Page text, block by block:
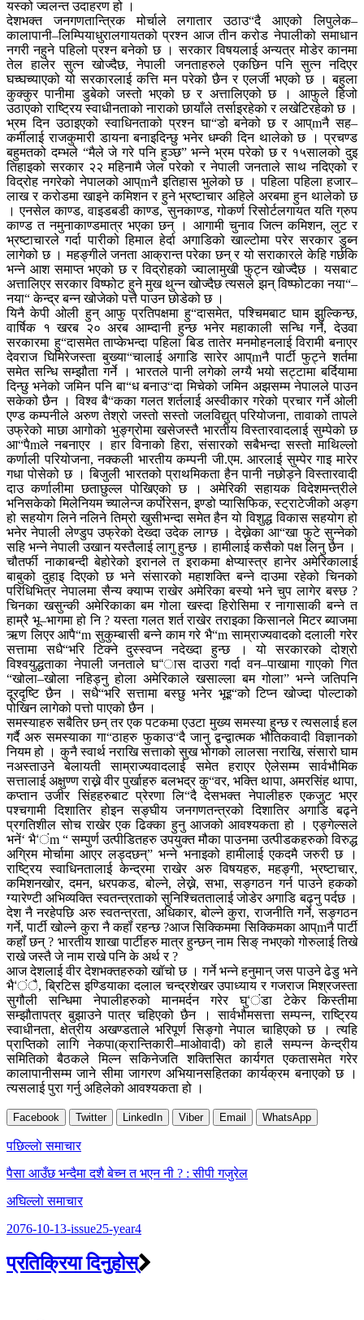
यस्को ज्वलन्त उदाहरण हो ।
देशभक्त जनगणतान्त्रिक मोर्चाले लगातार उठाउ“दै आएको लिपुलेक–
कालापानी–लिम्पियाधुरालगायतको प्रश्न आज तीन करोड नेपालीको समाधान
नगरी नहुने पहिलो प्रश्न बनेको छ । सरकार विषयलाई अन्यत्र मोडेर कानमा
तेल हालेर सुत्न खोज्दैछ, नेपाली जनताहरुले एकछिन पनि सुत्न नदिएर
घच्घच्याएको यो सरकारलाई कत्ति मन परेको छैन र एलर्जी भएको छ । बहुला
कुक्कुर पानीमा डुबेको जस्तो भएको छ र अत्तालिएको छ । आफुले हिजो
उठाएको राष्ट्रिय स्वाधीनताको नाराको छायाँले तर्साइरहेको र लखेटिरहेको छ ।
भ्रम दिन उठाइएको स्वाधिनताको प्रश्न घा“डो बनेको छ र आप्mनै सह–
कर्मीलाई राजकुमारी डायना बनाइदिन्छु भनेर धम्की दिन थालेको छ । प्रचण्ड
बहुमतको दम्भले “मैले जे गरे पनि हुञ्छ” भन्ने भ्रम परेको छ र १५सालको दुइ
तिहाइको सरकार २२ महिनामै जेल परेको र नेपाली जनताले साथ नदिएको र
विद्रोह नगरेको नेपालको आप्mनै इतिहास भुलेको छ । पहिला पहिला हजार–
लाख र करोडमा खाइने कमिशन र हुने भ्रष्टाचार अहिले अरबमा हुन थालेको छ
। एनसेल काण्ड, वाइडबडी काण्ड, सुनकाण्ड, गोकर्ण रिसोर्टलगायत यति ग्रुप
काण्ड त नमुनाकाण्डमात्र भएका छन् । आगामी चुनाव जित्न कमिशन, लुट र
भ्रष्टाचारले गर्दा पारीको हिमाल हेर्दा अगाडिको खाल्टोमा परेर सरकार डुब्न
लागेको छ । महङ्गीले जनता आक्रान्त परेका छन् र यो सराकारले केहि गर्छकि
भन्ने आश समाप्त भएको छ र विद्रोहको ज्वालामुखी फुट्न खोज्दैछ । यसबाट
अत्तालिएर सरकार विष्फोट हुने मुख थुन्न खोज्दैछ त्यसले झन् विष्फोटका नया“–
नया“ केन्द्र बन्न खोजेको पत्तै पाउन छोडेको छ ।
यिनै केपी ओली हुन् आफु प्रतिपक्षमा हु“दासमेत, पश्चिमबाट घाम झुल्किन्छ,
वार्षिक १ खरब २० अरब आम्दानी हुन्छ भनेर महाकाली सन्धि गर्ने, देउवा
सरकारमा हु“दासमेत ताप्केभन्दा पहिला बिड तातेर मनमोहनलाई विरामी बनाएर
देवराज घिमिरेजस्ता बुख्या“चालाई अगाडि सारेर आप्mनै पार्टी फुट्ने शर्तमा
समेत सन्धि सम्झौता गर्ने । भारतले पानी लगेको लग्यै भयो सट्टामा बर्दियामा
दिन्छु भनेको जमिन पनि बा“ध बनाउ“दा मिचेको जमिन अझसम्म नेपालले पाउन
सकेको छैन । विश्व बै“कका गलत शर्तलाई अस्वीकार गरेको प्रचार गर्ने ओली
एण्ड कम्पनीले अरुण तेश्रो जस्तो सस्तो जलविद्युत् परियोजना, तावाको तापले
उफ्रेको माछा आगोको भुङ्ग्रोमा खसेजस्तै भारतीय विस्तारवादलाई सुम्पेको छ
आ“पैmले नबनाएर । हार विनाको हिरा, संसारको सबैभन्दा सस्तो माथिल्लो
कर्णाली परियोजना, नक्कली भारतीय कम्पनी जी.एम. आरलाई सुम्पेर गाइ मारेर
गधा पोसेको छ । बिजुली भारतको प्राथमिकता हैन पानी नछोड्ने विस्तारवादी
दाउ कर्णालीमा छताछुल्ल पोखिएको छ । अमेरिकी सहायक विदेशमन्त्रीले
भनिसकेको मिलेनियम च्यालेन्ज कर्पाेरेसन, इण्डो प्यासिफिक, स्ट्राटेजीको अङ्ग
हो सहयोग लिने नलिने तिम्रो खुसीभन्दा समेत हैन यो विशुद्ध विकास सहयोग हो
भनेर नेपाली लेण्डुप उफ्रेको देख्दा उदेक लाग्छ । देख्नेका आ“खा फुटे सुन्नेको
सहि भन्ने नेपाली उखान यस्तैलाई लागु हुन्छ । हामीलाई कसैको पक्ष लिनु छैन ।
चौतर्फी नाकाबन्दी बेहोरेको इरानले त इराकमा क्षेप्यास्त्र हानेर अमेरिकालाई
बाबुको दुहाइ दिएको छ भने संसारको महाशक्ति बन्ने दाउमा रहेको चिनको
परिधिभित्र नेपालमा सैन्य क्याप्म राखेर अमेरिका बस्यो भने चुप लागेर बस्छ ?
चिनका खसुन्की अमेरिकाका बम गोला खस्दा हिरोसिमा र नागासाकी बन्ने त
हाम्रै भू–भागमा हो नि ? यस्ता गलत शर्त राखेर तराइका किसानले मिटर ब्याजमा
ऋण लिएर आपै“m सुकुम्बासी बन्ने काम गरे भै“m साम्राज्यवादको दलाली गरेर
सत्तामा सधै“भरि टिक्ने दुस्स्वप्न नदेख्दा हुन्छ । यो सरकारको दोश्रो
विश्वयुद्धताका नेपाली जनताले घ“ास दाउरा गर्दा वन–पाखामा गाएको गित
“खोला–खोला नहिड्नु होला अमेरिकाले खसाल्ला बम गोला” भन्ने जतिपनि
दूरदृष्टि छैन । सधै“भरि सत्तामा बस्छु भनेर भूइ“को टिप्न खोज्दा पोल्टाको
पोखिन लागेको पत्तो पाएको छैन ।
समस्याहरु सबैतिर छन् तर एक पटकमा एउटा मुख्य समस्या हुन्छ र त्यसलाई हल
गर्दै अरु समस्याका गा“ठाहरु फुकाउ“दै जानु द्वन्द्वात्मक भौतिकवादी विज्ञानको
नियम हो । कुनै स्वार्थ नराखि सत्ताको सुख भोगको लालसा नराखि, संसारो घाम
नअस्ताउने बेलायती साम्राज्यवादलाई समेत हराएर ऐलेसम्म सार्वभौमिक
सत्तालाई अक्षुण्ण राख्ने वीर पुर्खाहरु बलभद्र कु“वर, भक्ति थापा, अमरसिंह थापा,
कप्तान उजीर सिंहहरुबाट प्रेरणा लि“दै देसभक्त नेपालीहरु एकजुट भएर
पश्चगामी दिशातिर होइन सङ्घीय जनगणतन्त्रको दिशातिर अगाडि बढ्ने
प्रगतिशील सोच राखेर एक ढिक्का हुनु आजको आवश्यकता हो । एङ्गेल्सले
भनें‘ भै‘ंm “ सम्पुर्ण उत्पीडितहरु उपयुक्त मौका पाउनमा उत्पीडकहरुको विरुद्ध
अग्रिम मोर्चामा आएर लड्दछन्” भन्ने भनाइको हामीलाई एकदमै जरुरी छ ।
राष्ट्रिय स्वाधिनतालाई केन्द्रमा राखेर अरु विषयहरु, महङ्गी, भ्रष्टाचार,
कमिशनखोर, दमन, धरपकड, बोल्ने, लेख्ने, सभा, सङ्गठन गर्न पाउने हकको
ग्यारेण्टी अभिव्यक्ति स्वतन्त्रताको सुनिश्चिततालाई जोडेर अगाडि बढ्नु पर्दछ ।
देश नै नरहेपछि अरु स्वतन्त्रता, अधिकार, बोल्ने कुरा, राजनीति गर्ने, सङ्गठन
गर्ने, पार्टी खोल्ने कुरा नै कहॉं रहन्छ ?आज सिक्किममा सिक्किमका आप्mनै पार्टी
कहॉं छन् ? भारतीय शाखा पार्टीहरु मात्र हुन्छन् नाम सिङ् नभएको गोरुलाई तिखे
राखे जस्तै जे नाम राखे पनि के अर्थ र ?
आज देशलाई वीर देशभक्तहरुको खॉचो छ । गर्ने भन्ने हनुमान् जस पाउने ढेडु भने
भै‘ंै, ब्रिटिस इण्डियाका दलाल चन्द्रशेखर उपाध्याय र गजराज मिश्रजस्ता
सुगौली सन्धिमा नेपालीहरुको मानमर्दन गरेर घु‘ंडा टेकेर किस्तीमा
सम्झौतापत्र बुझाउने पात्र चहिएको छैन । सार्वभौमसत्ता सम्पन्न, राष्ट्रिय
स्वाधीनता, क्षेत्रीय अखण्डताले भरिपूर्ण सिङ्गो नेपाल चाहिएको छ । त्यहि
प्राप्तिको लागि नेकपा(क्रान्तिकारी–माओवादी) को हालै सम्पन्न केन्द्रीय
समितिको बैठकले मिल्न सकिनेजति शक्तिसित कार्यगत एकतासमेत गरेर
कालापानीसम्म जाने सीमा जागरण अभियानसहितका कार्यक्रम बनाएको छ ।
त्यसलाई पुरा गर्नु अहिलेको आवश्यकता हो ।
Facebook Twitter LinkedIn Viber Email WhatsApp
Post
navigation
पछिल्लाे समाचार
पैसा आउँछ भन्दैमा दशै बेच्न त भएन नी ? : सीपी गजुरेल
अघिल्लाे समाचार
2076-10-13-issue25-year4
प्रतिक्रिया दिनुहोस्